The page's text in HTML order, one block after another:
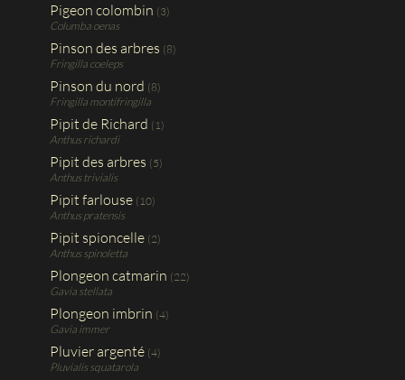
Pigeon colombin (3)
Columba oenas
Pinson des arbres (8)
Fringilla coeleps
Pinson du nord (8)
Fringilla montifringilla
Pipit de Richard (1)
Anthus richardi
Pipit des arbres (5)
Anthus trivialis
Pipit farlouse (10)
Anthus pratensis
Pipit spioncelle (2)
Anthus spinoletta
Plongeon catmarin (22)
Gavia stellata
Plongeon imbrin (4)
Gavia immer
Pluvier argenté (4)
Pluvialis squatarola